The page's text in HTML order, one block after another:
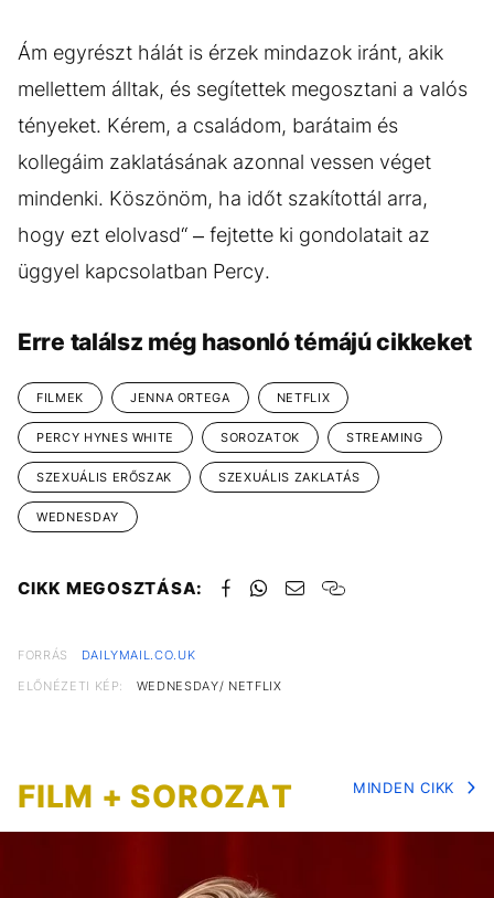
Ám egyrészt hálát is érzek mindazok iránt, akik
mellettem álltak, és segítettek megosztani a valós
tényeket. Kérem, a családom, barátaim és
kollegáim zaklatásának azonnal vessen véget
mindenki. Köszönöm, ha időt szakítottál arra,
hogy ezt elolvasd“ – fejtette ki gondolatait az
üggyel kapcsolatban Percy.
Erre találsz még hasonló témájú cikkeket
FILMEK JENNA ORTEGA NETFLIX
PERCY HYNES WHITE SOROZATOK STREAMING
SZEXUÁLIS ERŐSZAK SZEXUÁLIS ZAKLATÁS
WEDNESDAY
CIKK MEGOSZTÁSA:
FORRÁS
DAILYMAIL.CO.UK
ELŐNÉZETI KÉP:
WEDNESDAY/ NETFLIX
FILM + SOROZAT MINDEN CIKK